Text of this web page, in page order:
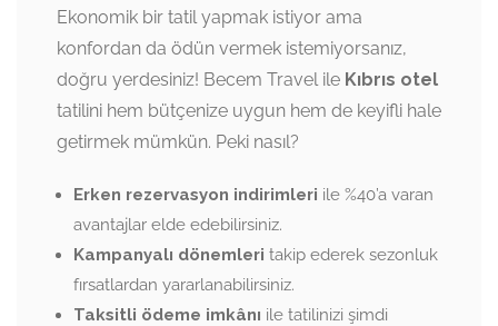
Ekonomik bir tatil yapmak istiyor ama
konfordan da ödün vermek istemiyorsanız,
doğru yerdesiniz! Becem Travel ile Kıbrıs otel
tatilini hem bütçenize uygun hem de keyifli hale
getirmek mümkün. Peki nasıl?
Erken rezervasyon indirimleri ile %40’a varan
avantajlar elde edebilirsiniz.
Kampanyalı dönemleri takip ederek sezonluk
fırsatlardan yararlanabilirsiniz.
Taksitli ödeme imkânı ile tatilinizi şimdi